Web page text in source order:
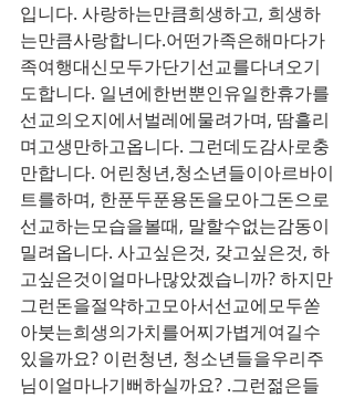
입니다. 사랑하는만큼희생하고, 희생하
는만큼사랑합니다.어떤가족은해마다가
족여행대신모두가단기선교를다녀오기
도합니다. 일년에한번뿐인유일한휴가를
선교의오지에서벌레에물려가며, 땀흘리
며고생만하고옵니다. 그런데도감사로충
만합니다. 어린청년,청소년들이아르바이
트를하며, 한푼두푼용돈을모아그돈으로
선교하는모습을볼때, 말할수없는감동이
밀려옵니다. 사고싶은것, 갖고싶은것, 하
고싶은것이얼마나많았겠습니까? 하지만
그런돈을절약하고모아서선교에모두쏟
아붓는희생의가치를어찌가볍게여길수
있을까요? 이런청년, 청소년들을우리주
님이얼마나기뻐하실까요? .그런젊은들